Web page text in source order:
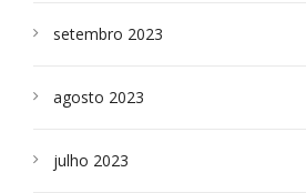
setembro 2023
agosto 2023
julho 2023